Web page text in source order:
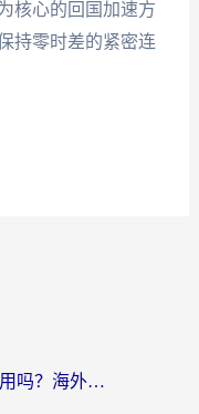
核心的回国加速方
持零时差的紧密连
ChickCN和Unblock Youku好用吗？海外党亲测3款回国加速器，附iOS免费选择指南